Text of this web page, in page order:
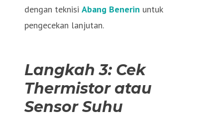
dengan teknisi Abang Benerin untuk
pengecekan lanjutan.
Langkah 3: Cek
Thermistor atau
Sensor Suhu